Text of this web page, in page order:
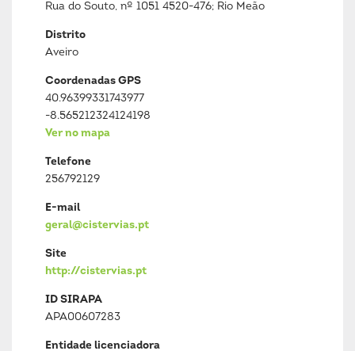
Rua do Souto, nº 1051 4520-476; Rio Meão
Distrito
Aveiro
Coordenadas GPS
40.96399331743977
-8.565212324124198
Ver no mapa
Telefone
256792129
E-mail
geral@cistervias.pt
Site
http://cistervias.pt
ID SIRAPA
APA00607283
Entidade licenciadora